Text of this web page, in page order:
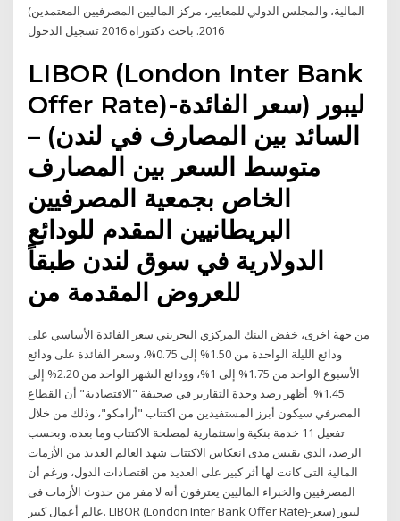
المالية، والمجلس الدولي للمعايير، مركز الماليين المصرفيين المعتمدين)
2016. باحث دكتوراة 2016 تسجيل الدخول
LIBOR (London Inter Bank
Offer Rate)-ليبور (سعر الفائدة
السائد بين المصارف في لندن) –
متوسط السعر بين المصارف
الخاص بجمعية المصرفيين
البريطانيين المقدم للودائع
الدولارية في سوق لندن طبقاً
للعروض المقدمة من
من جهة اخرى، خفض البنك المركزي البحريني سعر الفائدة الأساسي على
ودائع الليلة الواحدة من 1.50% إلى 0.75%، وسعر الفائدة على ودائع
الأسبوع الواحد من 1.75% إلى 1%، وودائع الشهر الواحد من 2.20% إلى
1.45%. أظهر رصد وحدة التقارير في صحيفة "الاقتصادية" أن القطاع
المصرفي سيكون أبرز المستفيدين من اكتتاب "أرامكو"، وذلك من خلال
تفعيل 11 خدمة بنكية واستثمارية لمصلحة الاكتتاب وما بعده. وبحسب
الرصد، الذي يقيس مدى انعكاس الاكتتاب شهد العالم العديد من الأزمات
المالية التى كانت لها أثر كبير على العديد من اقتصادات الدول، ورغم أن
المصرفيين والخبراء الماليين يعترفون أنه لا مفر من حدوث الأزمات فى
عالم أعمال كبير. LIBOR (London Inter Bank Offer Rate)-ليبور (سعر